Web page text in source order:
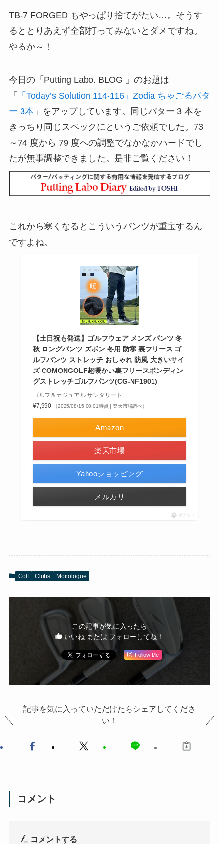
TB-7 FORGED もやっぱり捨てがたい…。そうす
るととりあえず全部打ってみないとダメですね。
やるか～！
今日の「Putting Labo. BLOG 」のお題は
「
「Today’s Solution 114-116」Zodia ちゃごるパタ
ー 3本 」をアップしています。同じパター 3 本を
きっちり同じスペックにというご依頼でした。73
～74 度から 79 度への調整でなかなかハードでし
たが無事調整できました。是非ご覧ください！
これから寒くなるとこういうパンツが重宝するん
ですよね。
【土日祝も発送】ゴルフウェア メンズ パンツ 冬
秋 ロングパンツ ズボン 冬用 防寒 裏フリース ゴ
ルフパンツ ストレッチ おしゃれ 防風 大きいサイ
ズ COMONGOLF超暖かい裏フリースボンディン
グストレッチゴルフパンツ(CG-NF1901)
ゴルフ＆カジュアル サンタリート
¥7,990
（2025/08/15 00:01時点 | 楽天市場調べ）
Amazon
楽天市場
Yahooショッピング
メルカリ
ポチップ
Golf Clubs Monologue
この記事が気に入ったら
いいね または フォローしてね！
Follow Me
記事を気に入っていただけたらシェアしてくださ
い！
コメント
コメントする